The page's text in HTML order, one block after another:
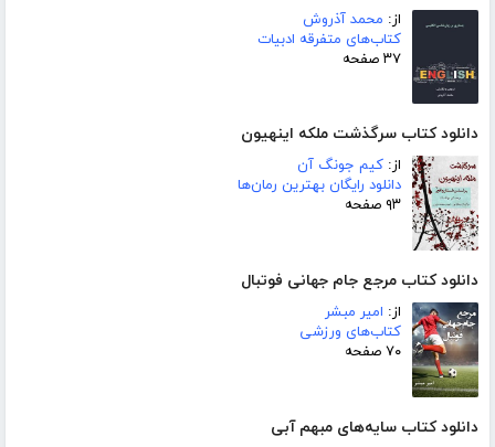
از: محمد آذروش
کتاب‌های متفرقه ادبیات
۳۷ صفحه
دانلود کتاب سرگذشت ملکه اینهیون
از: کیم جونگ آن
دانلود رایگان بهترین رمان‌ها
۹۳ صفحه
دانلود کتاب مرجع جام جهانی فوتبال
از: امیر مبشر
کتاب‌های ورزشی
۷۰ صفحه
دانلود کتاب سایه‌های مبهم آبی